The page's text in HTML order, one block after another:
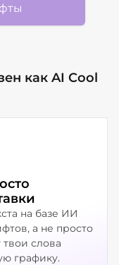
как AI Cool
на базе ИИ
а не просто
слова
графику.